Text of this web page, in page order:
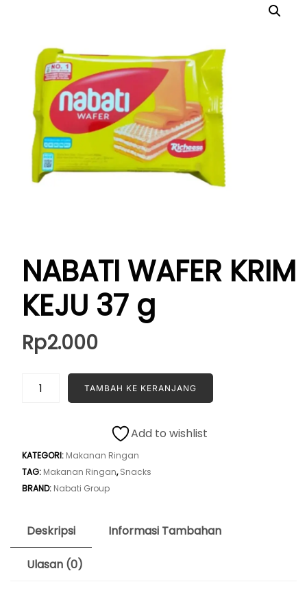
NABATI WAFER KRIM
KEJU 37 g
Rp2.000
Kuantitas
NABATI
37
g
TAMBAH KE KERANJANG
Add to wishlist
KATEGORI: Makanan Ringan
TAG: Makanan Ringan,Snacks
BRAND: Nabati Group
Deskripsi Informasi Tambahan
Ulasan (0)